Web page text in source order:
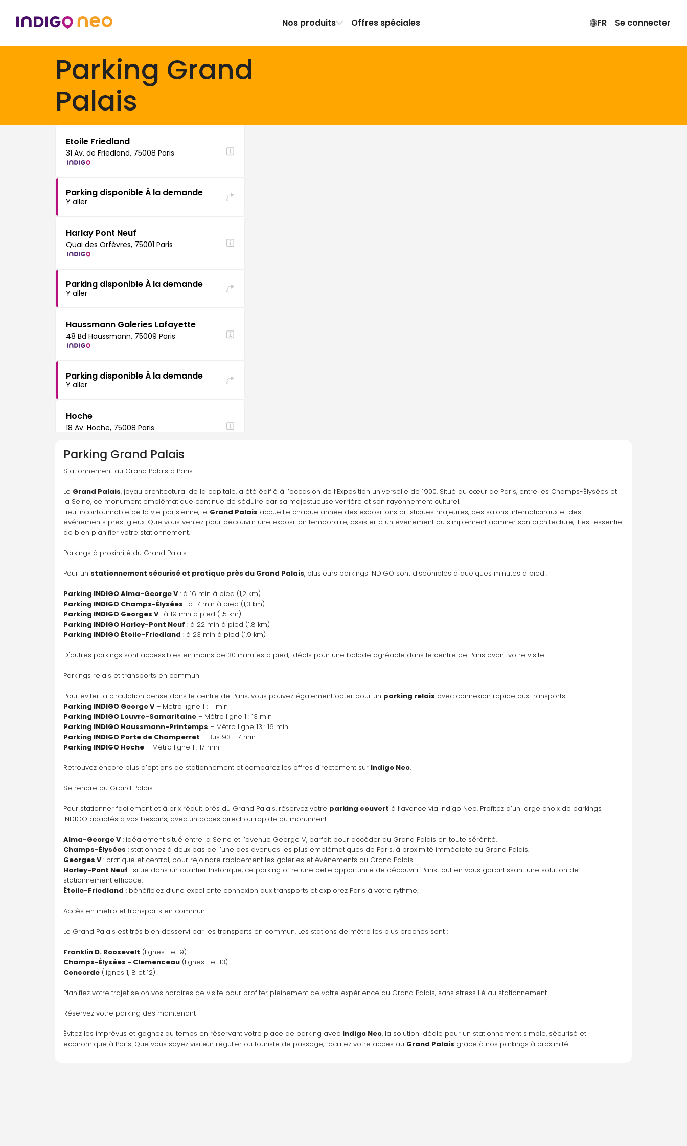
Nos produits Offres spéciales FR Se connecter
Parking Grand
Palais
Etoile Friedland
31 Av. de Friedland, 75008 Paris
Parking disponible À la demande
Y aller
Harlay Pont Neuf
Quai des Orfèvres, 75001 Paris
Parking disponible À la demande
Y aller
Haussmann Galeries Lafayette
48 Bd Haussmann, 75009 Paris
Parking disponible À la demande
Y aller
Hoche
18 Av. Hoche, 75008 Paris
Parking disponible À la demande
Y aller
Invalides
23 Rue de Constantine, 75007 Paris
Parking disponible À la demande
Louvre Samaritaine
1 Pl. du Louvre, 75001 Paris
Parking disponible À la demande
Y aller
Place de la Concorde
3608 Pl. de la Concorde, 75008 Paris
Parking disponible À la demande
Y aller
Parking disponible À la demande
Y aller
Rond Point des Champs Elysées
3 Av. Matignon, 75008 Paris
Y aller
Parking Grand Palais
Stationnement au Grand Palais à Paris
Le Grand Palais, joyau architectural de la capitale, a été édifié à l’occasion de l’Exposition universelle de 1900. Situé au cœur de Paris, entre les Champs-Élysées et
la Seine, ce monument emblématique continue de séduire par sa majestueuse verrière et son rayonnement culturel.
Lieu incontournable de la vie parisienne, le Grand Palais accueille chaque année des expositions artistiques majeures, des salons internationaux et des
événements prestigieux. Que vous veniez pour découvrir une exposition temporaire, assister à un événement ou simplement admirer son architecture, il est essentiel
de bien planifier votre stationnement.
Parkings à proximité du Grand Palais
Pour un stationnement sécurisé et pratique près du Grand Palais, plusieurs parkings INDIGO sont disponibles à quelques minutes à pied :
Parking INDIGO Alma-George V : à 16 min à pied (1,2 km)
Parking INDIGO Champs-Élysées : à 17 min à pied (1,3 km)
Parking INDIGO Georges V : à 19 min à pied (1,5 km)
Parking INDIGO Harley-Pont Neuf : à 22 min à pied (1,8 km)
Parking INDIGO Étoile-Friedland : à 23 min à pied (1,9 km)
D'autres parkings sont accessibles en moins de 30 minutes à pied, idéals pour une balade agréable dans le centre de Paris avant votre visite.
Parkings relais et transports en commun
Pour éviter la circulation dense dans le centre de Paris, vous pouvez également opter pour un parking relais avec connexion rapide aux transports :
Parking INDIGO George V – Métro ligne 1 : 11 min
Parking INDIGO Louvre-Samaritaine – Métro ligne 1 : 13 min
Parking INDIGO Haussmann-Printemps – Métro ligne 13 : 16 min
Parking INDIGO Porte de Champerret – Bus 93 : 17 min
Parking INDIGO Hoche – Métro ligne 1 : 17 min
Retrouvez encore plus d’options de stationnement et comparez les offres directement sur Indigo Neo.
Se rendre au Grand Palais
Pour stationner facilement et à prix réduit près du Grand Palais, réservez votre parking couvert à l’avance via Indigo Neo. Profitez d’un large choix de parkings
INDIGO adaptés à vos besoins, avec un accès direct ou rapide au monument :
Alma-George V : idéalement situé entre la Seine et l’avenue George V, parfait pour accéder au Grand Palais en toute sérénité.
Champs-Élysées : stationnez à deux pas de l’une des avenues les plus emblématiques de Paris, à proximité immédiate du Grand Palais.
Georges V : pratique et central, pour rejoindre rapidement les galeries et événements du Grand Palais.
Harley-Pont Neuf : situé dans un quartier historique, ce parking offre une belle opportunité de découvrir Paris tout en vous garantissant une solution de
stationnement efficace.
Étoile-Friedland : bénéficiez d’une excellente connexion aux transports et explorez Paris à votre rythme.
Accès en métro et transports en commun
Le Grand Palais est très bien desservi par les transports en commun. Les stations de métro les plus proches sont :
Franklin D. Roosevelt (lignes 1 et 9)
Champs-Élysées - Clemenceau (lignes 1 et 13)
Concorde (lignes 1, 8 et 12)
Planifiez votre trajet selon vos horaires de visite pour profiter pleinement de votre expérience au Grand Palais, sans stress lié au stationnement.
Réservez votre parking dès maintenant
Évitez les imprévus et gagnez du temps en réservant votre place de parking avec Indigo Neo, la solution idéale pour un stationnement simple, sécurisé et
économique à Paris. Que vous soyez visiteur régulier ou touriste de passage, facilitez votre accès au Grand Palais grâce à nos parkings à proximité.